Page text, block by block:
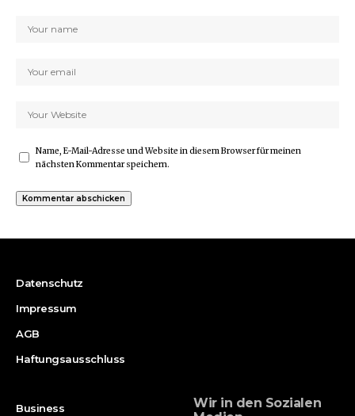
Name, E-Mail-Adresse und Website in diesem Browser für meinen
nächsten Kommentar speichern.
Datenschutz
Impressum
AGB
Haftungsausschluss
Business
Wir in den Sozialen